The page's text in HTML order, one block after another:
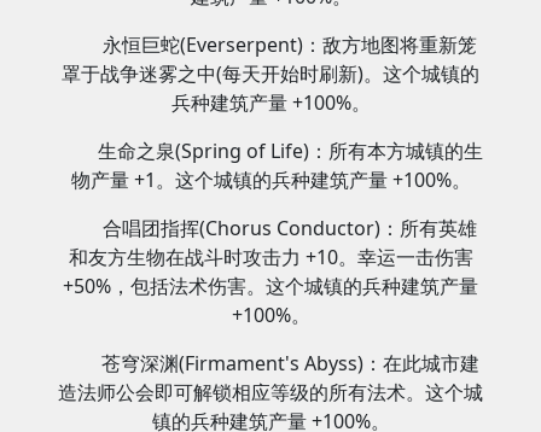
永恒巨蛇(Everserpent)：敌方地图将重新笼
罩于战争迷雾之中(每天开始时刷新)。这个城镇的
兵种建筑产量 +100%。
生命之泉(Spring of Life)：所有本方城镇的生
物产量 +1。这个城镇的兵种建筑产量 +100%。
合唱团指挥(Chorus Conductor)：所有英雄
和友方生物在战斗时攻击力 +10。幸运一击伤害
+50%，包括法术伤害。这个城镇的兵种建筑产量
+100%。
苍穹深渊(Firmament's Abyss)：在此城市建
造法师公会即可解锁相应等级的所有法术。这个城
镇的兵种建筑产量 +100%。